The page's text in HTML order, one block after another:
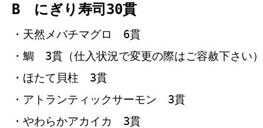
B にぎり寿司30貫
・天然メバチマグロ 6貫
・鯛 3貫（仕入状況で変更の際はご容赦下さい）
・ほたて貝柱 3貫
・アトランティックサーモン 3貫
・やわらかアカイカ 3貫